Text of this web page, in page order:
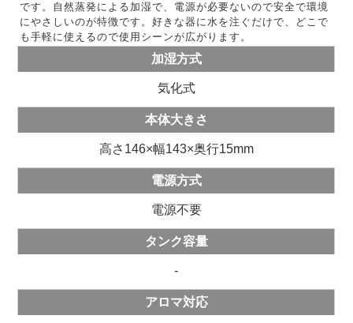
です。自然蒸発による加湿で、電源が必要ないので安全で環境
にやさしいのが特徴です。好きな器に水を注ぐだけで、どこで
も手軽に使えるので使用シーンが広がります。
加湿方式
気化式
本体大きさ
高さ146×幅143×奥行15mm
電源方式
電源不要
タンク容量
-
アロマ対応